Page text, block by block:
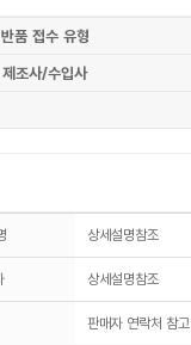
반품 접수 유형
제조사/수입사
상세설명참조
상세설명참조
판매자 연락처 참고